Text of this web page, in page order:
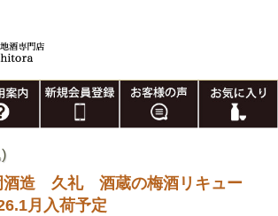
酒造 久礼 酒蔵の梅酒リキュー
月入荷予定